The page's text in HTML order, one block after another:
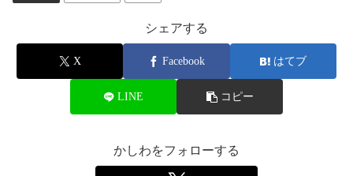
シェアする
X Facebook はてブ
LINE コピー
かしわをフォローする